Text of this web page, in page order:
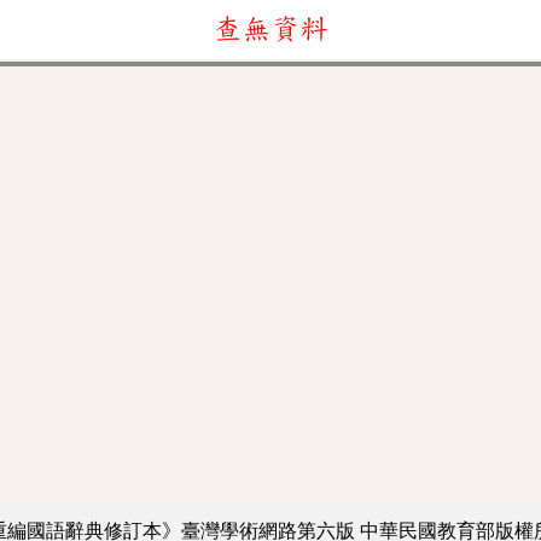
查無資料
編國語辭典修訂本》臺灣學術網路第六版 中華民國教育部版權